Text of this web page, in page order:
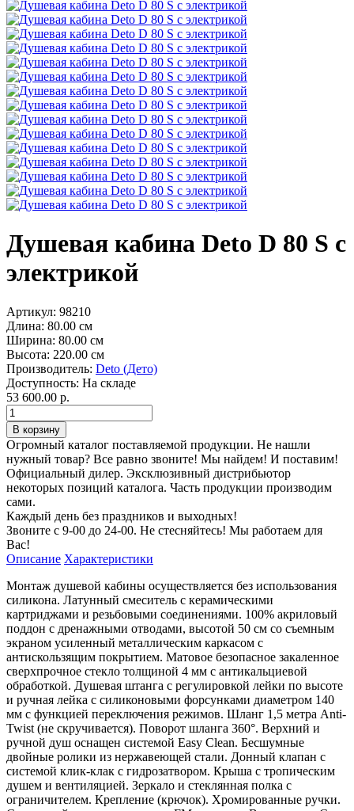
Душевая кабина Deto D 80 S с
электрикой
Артикул: 98210
Длина: 80.00 см
Ширина: 80.00 см
Высота: 220.00 см
Производитель: Deto (Дето)
Доступность: На складе
53 600.00 р.
Огромный каталог поставляемой продукции. Не нашли
нужный товар? Все равно звоните! Мы найдем! И поставим!
Официальный дилер. Эксклюзивный дистрибьютор
некоторых позиций каталога. Часть продукции производим
сами.
Каждый день без праздников и выходных!
Звоните с 9-00 до 24-00. Не стесняйтесь! Мы работаем для
Вас!
Описание Характеристики
Монтаж душевой кабины осуществляется без использования
силикона. Латунный смеситель с керамическими
картриджами и резьбовыми соединениями. 100% акриловый
поддон с дренажными отводами, высотой 50 см со съемным
экраном усиленный металлическим каркасом с
антискользящим покрытием. Матовое безопасное закаленное
сверхпрочное стекло толщиной 4 мм с антикальциевой
обработкой. Душевая штанга с регулировкой лейки по высоте
и ручная лейка с силиконовыми форсунками диаметром 140
мм с функцией переключения режимов. Шланг 1,5 метра Anti-
Twist (не скручивается). Поворот шланга 360°. Верхний и
ручной душ оснащен системой Easy Clean. Бесшумные
двойные ролики из нержавеющей стали. Донный клапан с
системой клик-клак с гидрозатвором. Крыша с тропическим
душем и вентиляцией. Зеркало и стеклянная полка с
ограничителем. Крепление (крючок). Хромированные ручки.